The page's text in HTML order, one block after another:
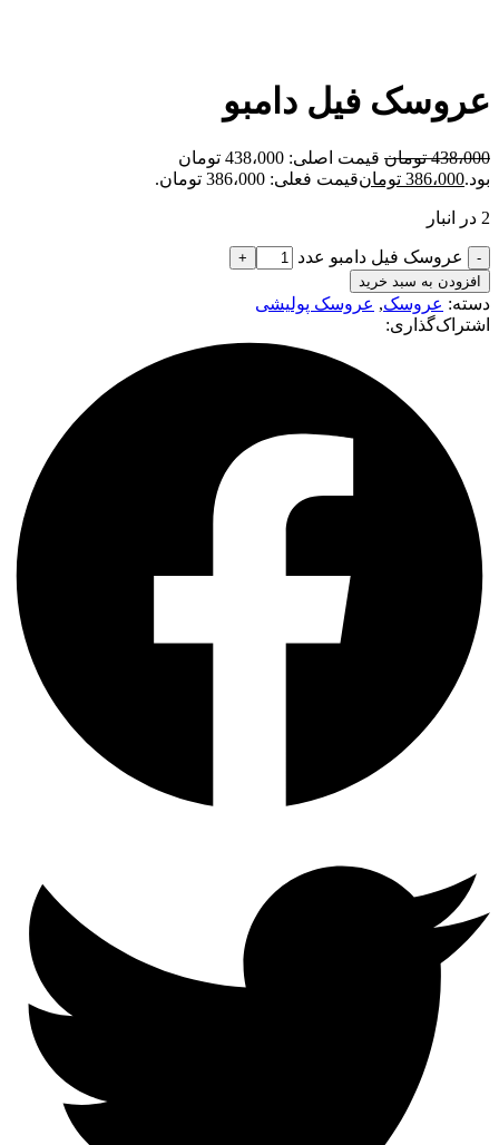
عروسک فیل دامبو
438،000 تومان
قیمت اصلی: 438،000 تومان
بود.386،000 تومانقیمت فعلی: 386،000 تومان.
2 در انبار
عروسک فیل دامبو عدد
افزودن به سبد خرید
دسته: عروسک, عروسک پولیشی
اشتراک‌گذاری: